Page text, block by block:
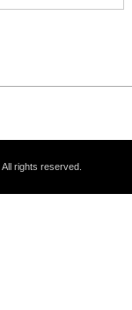
All rights reserved.